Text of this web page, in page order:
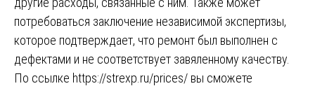
потребоваться заключение независимой экспертизы,
которое подтверждает, что ремонт был выполнен с
дефектами и не соответствует завяленному качеству.
По ссылке https://strexp.ru/prices/ вы сможете